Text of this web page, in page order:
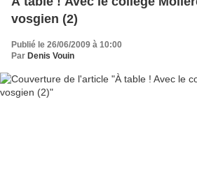
vosgien (2)
Publié le 26/06/2009 à 10:00
Par Denis Vouin